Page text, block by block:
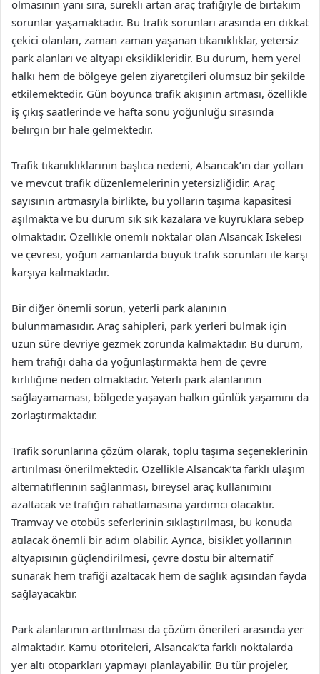
olmasının yanı sıra, sürekli artan araç trafiğiyle de birtakım
sorunlar yaşamaktadır. Bu trafik sorunları arasında en dikkat
çekici olanları, zaman zaman yaşanan tıkanıklıklar, yetersiz
park alanları ve altyapı eksiklikleridir. Bu durum, hem yerel
halkı hem de bölgeye gelen ziyaretçileri olumsuz bir şekilde
etkilemektedir. Gün boyunca trafik akışının artması, özellikle
iş çıkış saatlerinde ve hafta sonu yoğunluğu sırasında
belirgin bir hale gelmektedir.
Trafik tıkanıklıklarının başlıca nedeni, Alsancak’ın dar yolları
ve mevcut trafik düzenlemelerinin yetersizliğidir. Araç
sayısının artmasıyla birlikte, bu yolların taşıma kapasitesi
aşılmakta ve bu durum sık sık kazalara ve kuyruklara sebep
olmaktadır. Özellikle önemli noktalar olan Alsancak İskelesi
ve çevresi, yoğun zamanlarda büyük trafik sorunları ile karşı
karşıya kalmaktadır.
Bir diğer önemli sorun, yeterli park alanının
bulunmamasıdır. Araç sahipleri, park yerleri bulmak için
uzun süre devriye gezmek zorunda kalmaktadır. Bu durum,
hem trafiği daha da yoğunlaştırmakta hem de çevre
kirliliğine neden olmaktadır. Yeterli park alanlarının
sağlayamaması, bölgede yaşayan halkın günlük yaşamını da
zorlaştırmaktadır.
Trafik sorunlarına çözüm olarak, toplu taşıma seçeneklerinin
artırılması önerilmektedir. Özellikle Alsancak’ta farklı ulaşım
alternatiflerinin sağlanması, bireysel araç kullanımını
azaltacak ve trafiğin rahatlamasına yardımcı olacaktır.
Tramvay ve otobüs seferlerinin sıklaştırılması, bu konuda
atılacak önemli bir adım olabilir. Ayrıca, bisiklet yollarının
altyapısının güçlendirilmesi, çevre dostu bir alternatif
sunarak hem trafiği azaltacak hem de sağlık açısından fayda
sağlayacaktır.
Park alanlarının arttırılması da çözüm önerileri arasında yer
almaktadır. Kamu otoriteleri, Alsancak’ta farklı noktalarda
yer altı otoparkları yapmayı planlayabilir. Bu tür projeler,